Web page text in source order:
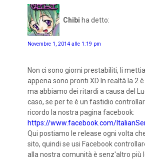
Chibi ha detto:
Novembre 1, 2014 alle 1:19 pm
Non ci sono giorni prestabiliti, li
appena sono pronti XD In realtà la 2
ma abbiamo dei ritardi a causa del
caso, se per te è un fastidio
ricordo la nostra pagina facebook:
https://www.facebook.com/
Qui postiamo le release ogni volta
sito, quindi se usi Facebook
alla nostra comunità è senz'altro più